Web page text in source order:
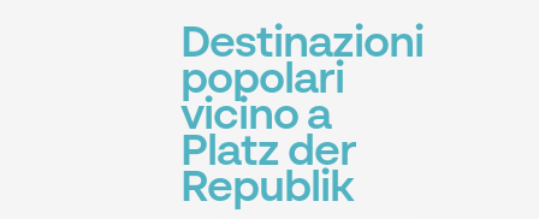
Destinazioni
popolari
vicino a
Platz der
Republik